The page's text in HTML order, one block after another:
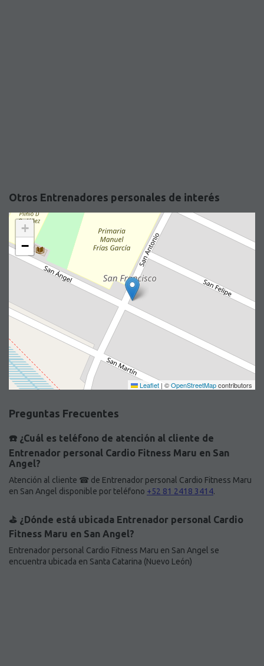
Otros Entrenadores personales de interés
+
−
Leaflet | ©OpenStreetMapcontributors
Preguntas Frecuentes
☎️ ¿Cuál es teléfono de atención al cliente de
Entrenador personal Cardio Fitness Maru en San
Angel?
Atención al cliente ☎ de Entrenador personal Cardio Fitness Maru
en San Angel disponible por teléfono +52 81 2418 3414.
⛳️ ¿Dónde está ubicada Entrenador personal Cardio
Fitness Maru en San Angel?
Entrenador personal Cardio Fitness Maru en San Angel se
encuentra ubicada en Santa Catarina (Nuevo León)